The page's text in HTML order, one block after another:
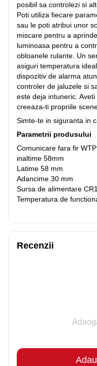
posibil sa controlezi si
Poti utiliza fiecare
sau le poti atribui unor
miscare pentru a
luminoasa pentru a
obloanele rulante. Un
asiguri temperatura
dispozitiv de alarma
controler de jaluzele si
este deja intuneric.
creeaza-ti propriile
Simte-te in siguranta in
Parametrii produsului
Comunicare fara fir
inaltime 58mm
Latime 58 mm
Adancime 30 mm
Sursa de alimentare
Temperatura de
Recenzii